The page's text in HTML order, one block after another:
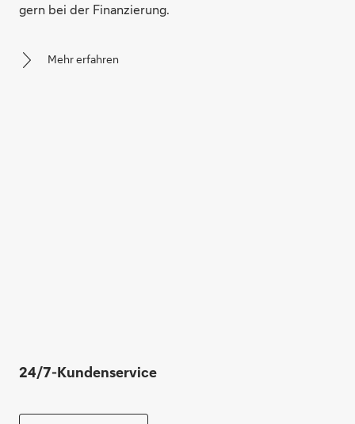
gern bei der Finanzierung.
Mehr erfahren
24/7-Kundenservice